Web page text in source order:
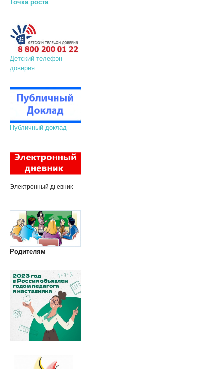
Точка роста
Детский телефон
доверия
Публичный доклад
Электронный дневник
Родителям